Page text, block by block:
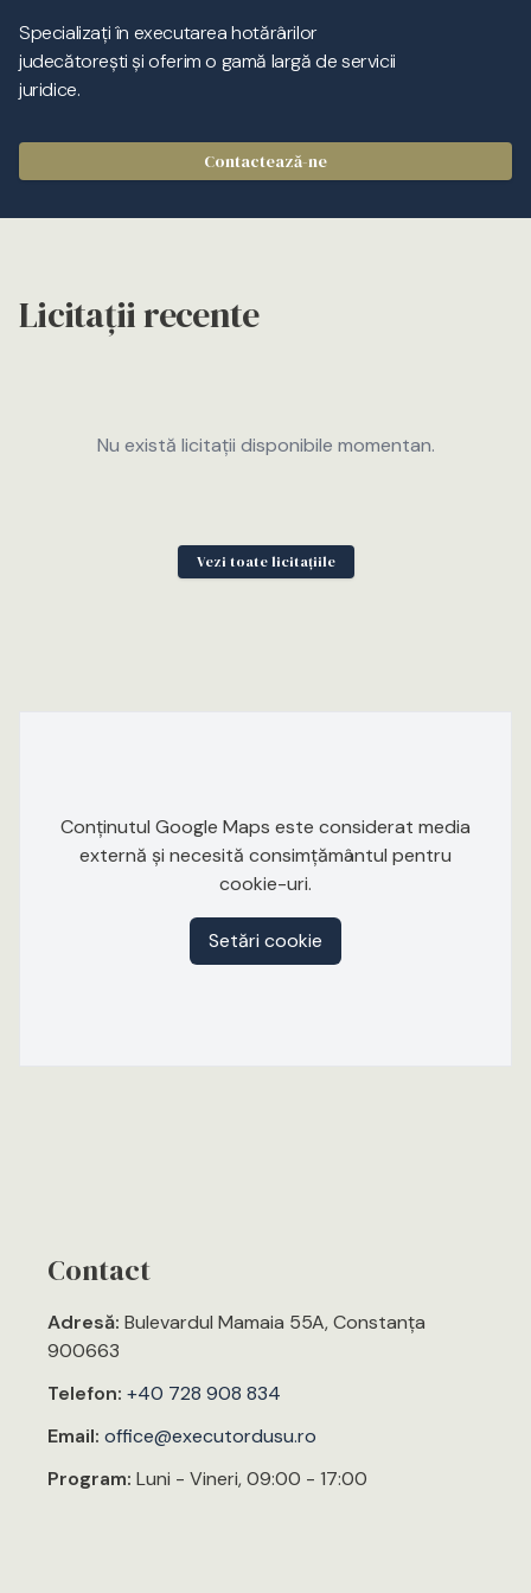
Specializați în executarea hotărârilor
judecătorești și oferim o gamă largă de servicii
juridice.
Contactează-ne
Licitații recente
Nu există licitații disponibile momentan.
Vezi toate licitațiile
Conținutul Google Maps este considerat media
externă și necesită consimțământul pentru
cookie-uri.
Setări cookie
Contact
Adresă: Bulevardul Mamaia 55A, Constanța
900663
Telefon: +40 728 908 834
Email: office@executordusu.ro
Program: Luni - Vineri, 09:00 - 17:00